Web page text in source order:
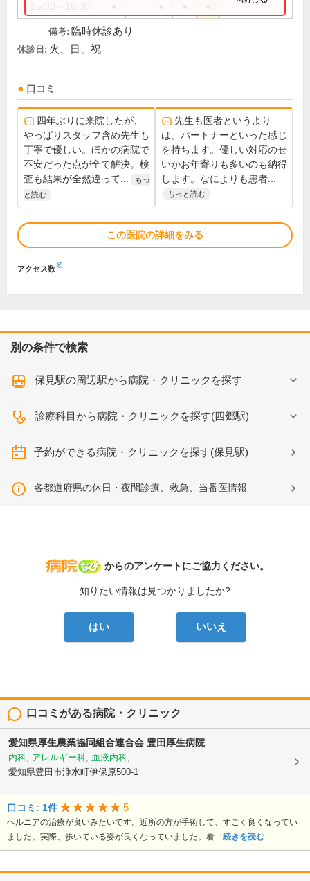
備考: 臨時休診あり
休診日: 火、日、祝
口コミ
四年ぶりに来院したが、
やっぱりスタッフ含め先生も
丁寧で優しい。ほかの病院で
不安だった点が全て解決。検
査も結果が全然違って...
もっ
と読む
先生も医者というより
は、パートナーといった感じ
を持ちます。優しい対応のせ
いかお年寄りも多いのも納得
します。なによりも患者...
もっと読む
この医院の詳細をみる
アクセス数※
別の条件で検索
保見駅の周辺駅から病院・クリニックを探す
診療科目から病院・クリニックを探す(四郷駅)
予約ができる病院・クリニックを探す(保見駅)
各都道府県の休日・夜間診療、救急、当番医情報
病院なび
からのアンケートにご協力ください。
知りたい情報は見つかりましたか?
はい いいえ
口コミがある病院・クリニック
愛知県厚生農業協同組合連合会 豊田厚生病院
内科, アレルギー科, 血液内科, ...
愛知県豊田市浄水町伊保原500-1
口コミ: 1件 5
ヘルニアの治療が良いみたいです。近所の方が手術して、すごく良くなってい
ました。実際、歩いている姿が良くなっていました。看... 続きを読む